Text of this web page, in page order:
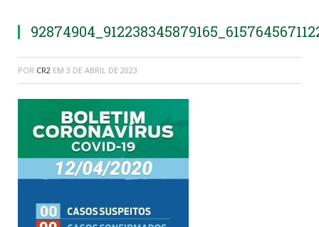
POR CR2 EM 3 DE ABRIL DE 2023